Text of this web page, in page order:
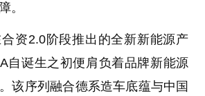
。
资2.0阶段推出的全新新能源产
自诞生之初便肩负着品牌新能源
该序列融合德系造车底蕴与中国